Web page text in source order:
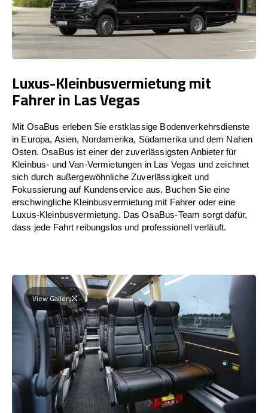
Luxus-Kleinbusvermietung mit
Fahrer in Las Vegas
Mit OsaBus erleben Sie erstklassige Bodenverkehrsdienste
in Europa, Asien, Nordamerika, Südamerika und dem Nahen
Osten. OsaBus ist einer der zuverlässigsten Anbieter für
Kleinbus- und Van-Vermietungen in Las Vegas und zeichnet
sich durch außergewöhnliche Zuverlässigkeit und
Fokussierung auf Kundenservice aus. Buchen Sie eine
erschwingliche Kleinbusvermietung mit Fahrer oder eine
Luxus-Kleinbusvermietung. Das OsaBus-Team sorgt dafür,
dass jede Fahrt reibungslos und professionell verläuft.
View Gallery